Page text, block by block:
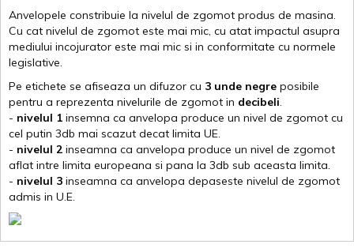
Anvelopele constribuie la nivelul de zgomot produs de masina.
Cu cat nivelul de zgomot este mai mic, cu atat impactul asupra
mediului incojurator este mai mic si in conformitate cu normele
legislative.
Pe etichete se afiseaza un difuzor cu 3 unde negre posibile
pentru a reprezenta nivelurile de zgomot in decibeli.
- nivelul 1 insemna ca anvelopa produce un nivel de zgomot cu
cel putin 3db mai scazut decat limita UE.
- nivelul 2 inseamna ca anvelopa produce un nivel de zgomot
aflat intre limita europeana si pana la 3db sub aceasta limita.
- nivelul 3 inseamna ca anvelopa depaseste nivelul de zgomot
admis in U.E.